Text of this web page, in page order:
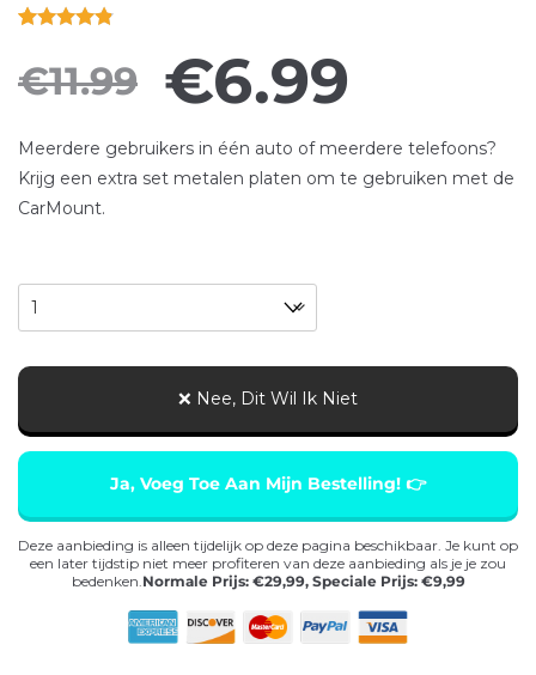
out of 5
based on
ratings
€11.99 €6.99
Meerdere gebruikers in één auto of meerdere telefoons?
Krijg een extra set metalen platen om te gebruiken met de
CarMount.
❌ Nee, Dit Wil Ik Niet
Ja, Voeg Toe Aan Mijn Bestelling! 👉
Deze aanbieding is alleen tijdelijk op deze pagina beschikbaar. Je kunt op
een later tijdstip niet meer profiteren van deze aanbieding als je je zou
bedenken. Normale Prijs: €29,99, Speciale Prijs: €9,99